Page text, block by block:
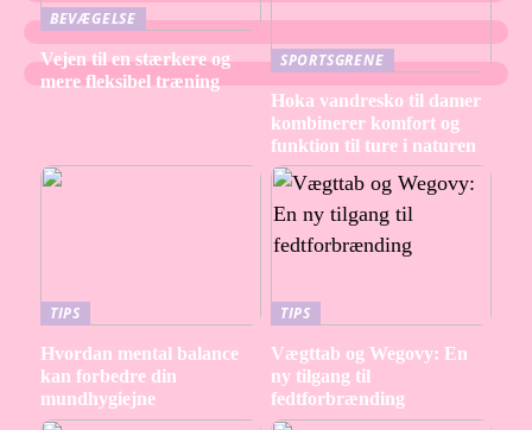
BEVÆGELSE
Vejen til en stærkere og
mere fleksibel træning
SPORTSGRENE
Hoka vandresko til damer
kombinerer komfort og
funktion til ture i naturen
TIPS
Hvordan mental balance
kan forbedre din
mundhygiejne
TIPS
Vægttab og Wegovy: En
ny tilgang til
fedtforbrænding